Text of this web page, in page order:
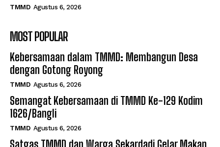
TMMD Agustus 6, 2026
MOST POPULAR
Kebersamaan dalam TMMD: Membangun Desa
dengan Gotong Royong
TMMD Agustus 6, 2026
Semangat Kebersamaan di TMMD Ke-129 Kodim
1626/Bangli
TMMD Agustus 6, 2026